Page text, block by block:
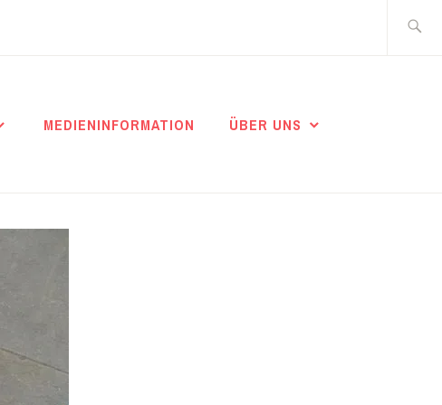
nach:
MEDIENINFORMATION ÜBER UNS